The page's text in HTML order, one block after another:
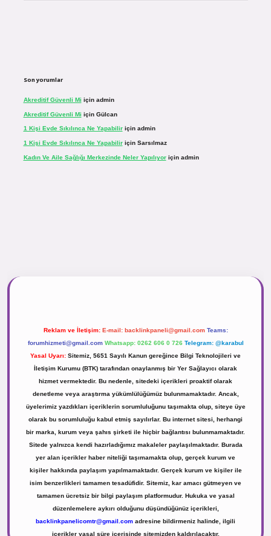
Son yorumlar
Akreditif Güvenli Mi için admin
Akreditif Güvenli Mi için Gülcan
1 Kişi Evde Sıkılınca Ne Yapabiliriçin admin
1 Kişi Evde Sıkılınca Ne Yapabiliriçin Sarsılmaz
Kadın Ve Aile Sağlığı Merkezinde Neler Yapılıyoriçin admin
Reklam ve İletişim: E-mail: backlinkpaneli@gmail.com Teams:
forumhizmeti@gmail.com Whatsapp: 0262 606 0 726 Telegram: @karabul
Yasal Uyarı: Sitemiz, 5651 Sayılı Kanun gereğince Bilgi Teknolojileri ve
İletişim Kurumu (BTK) tarafından onaylanmış bir Yer Sağlayıcı olarak
hizmet vermektedir. Bu nedenle, sitedeki içerikleri proaktif olarak
denetleme veya araştırma yükümlülüğümüz bulunmamaktadır. Ancak,
üyelerimiz yazdıkları içeriklerin sorumluluğunu taşımakta olup, siteye üye
olarak bu sorumluluğu kabul etmiş sayılırlar. Bu internet sitesi, herhangi
bir marka, kurum veya şahıs şirketi ile hiçbir bağlantısı bulunmamaktadır.
Sitede yalnızca kendi hazırladığımız makaleler paylaşılmaktadır. Burada
yer alan içerikler haber niteliği taşımamakta olup, gerçek kurum ve
kişiler hakkında paylaşım yapılmamaktadır. Gerçek kurum ve kişiler ile
isim benzerlikleri tamamen tesadüfidir. Sitemiz, kar amacı gütmeyen ve
tamamen ücretsiz bir bilgi paylaşım platformudur. Hukuka ve yasal
düzenlemelere aykırı olduğunu düşündüğünüz içerikleri,
backlinkpanelicomtr@gmail.com adresine bildirmeniz halinde, ilgili
içerikler yasal süre içerisinde sitemizden kaldırılacaktır.